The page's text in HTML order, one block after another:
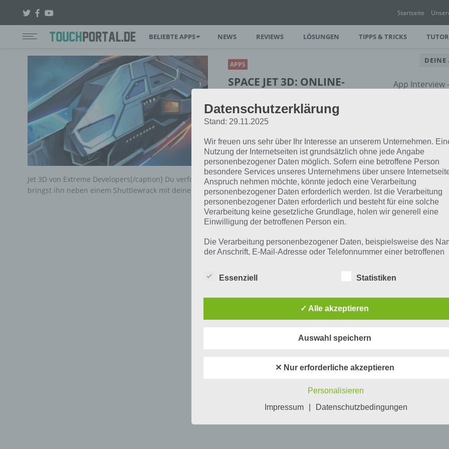
Startseite
BELIEBTE APPS NEWS REVIEWS LÖSUNGEN TIPPS & TRICKS
APPS
SPACE JET 3D: ONLINE-
ANDROID, IOS UND
WINDOWS PHONE
PAUL STELZER-22. FEBRUAR 2016
[caption id="attachment_24041"
align="alignright" width="150"] Space
Jet 3D von Extreme Developers[/caption] Du verfolgst in deinem Raumschiff einen Gegner und
bringst ihn neben einem Shuttlewrack mit deinen Plasmakanonen zur…
DEINE
App Interview
Datenschutzerklärung
Stand: 29.11.2025
Wir freuen uns sehr über Ihr Interesse an unserem Unternehmen.
Nutzung der Internetseiten ist grundsätzlich ohne jede Angabe
personenbezogener Daten möglich. Sofern eine betroffene Person
besondere Services unseres Unternehmens über unsere
Anspruch nehmen möchte, könnte jedoch eine Verarbeitung
personenbezogener Daten erforderlich werden. Ist die Verarbeitung
personenbezogener Daten erforderlich und besteht für eine solche
Verarbeitung keine gesetzliche Grundlage, holen wir generell eine
Einwilligung der betroffenen Person ein.
Die Verarbeitung personenbezogener Daten, beispielsweise des
der Anschrift, E-Mail-Adresse oder Telefonnummer einer betroffenen
Datenschutzbestimmungen. Mittels dieser Datenschutzerklärung
informieren. Ferner werden betroffene Personen mittels dieser
Datenschutzerklärung über die ihnen zustehenden Rechte
Wir haben als für die Verarbeitung Verantwortlicher zahlreiche
personenbezogenen Daten sicherzustellen. Dennoch können
aufweisen, sodass ein absoluter Schutz nicht gewährleistet werden
Aus diesem Grund steht es jeder betroffenen Person frei,
personenbezogene Daten auch auf alternativen Wegen,
Essenziell Statistiken
✓ Alle akzeptieren
Auswahl speichern
✕ Nur erforderliche akzeptieren
Personalisieren
Impressum
Datenschutzbedingungen